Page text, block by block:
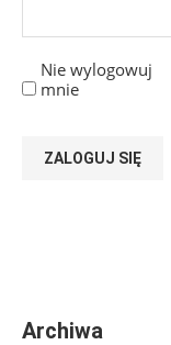
Nie wylogowuj
mnie
ZALOGUJ SIĘ
Archiwa